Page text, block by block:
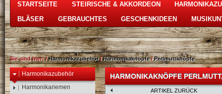
STARTSEITE STEIRISCHE & AKKORDEON
BLÄSER GEBRAUCHTES GESCHENKIDEEN
Sie sind hier:/Harmonikazubehör/Harmonikaknöpfe/Perlmuttknöpfe
Harmonikazubehör
Harmonikariemen
HARMONIKAKNÖPFE
ARTIKEL ZURÜCK